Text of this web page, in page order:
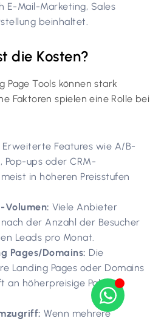
E-Mail-Marketing, Sales
beinhaltet.
die Kosten?
Page Tools können stark
Faktoren spielen eine Rolle bei
Erweiterte Features wie A/B-
Pop-ups oder CRM-
in höheren Preisstufen
Volumen: Viele Anbieter
der Anzahl der Besucher
Leads pro Monat.
Pages/Domains: Die
Landing Pages oder Domains
an höherpreisige Pakete
Wenn mehrere